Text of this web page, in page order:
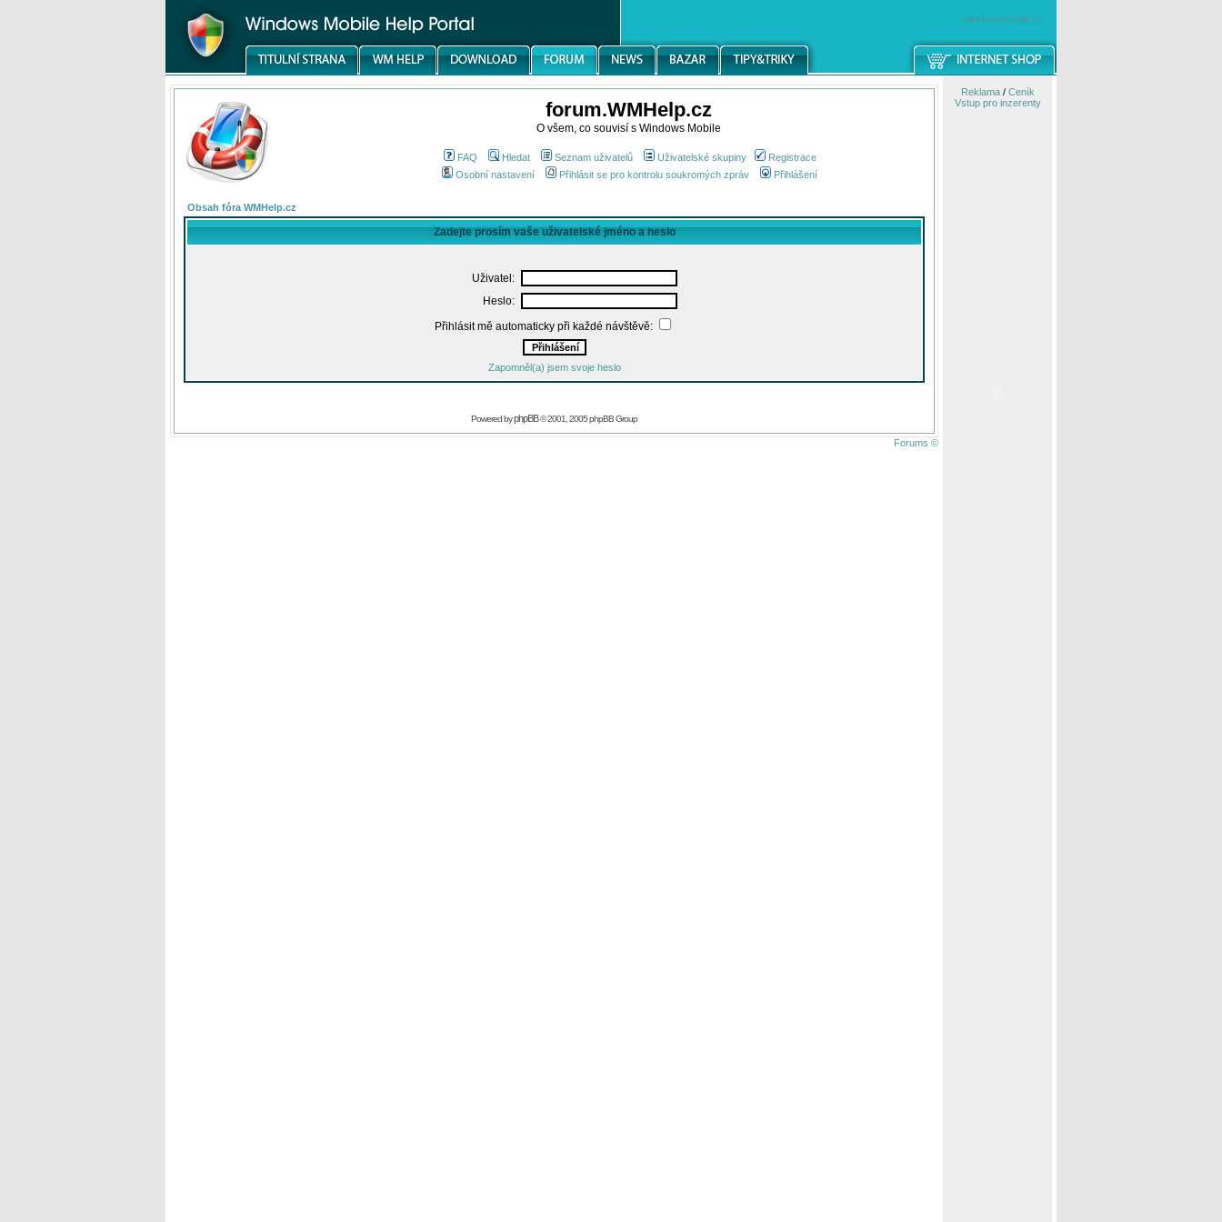
windowsmobile.cz
forum.WMHelp.cz
O všem, co souvisí s Windows Mobile
FAQ Hledat Seznam uživatelů Uživatelské skupiny
Registrace
Osobní nastavení
Přihlásit se pro kontrolu soukromých zpráv Přihlášení
Obsah fóra WMHelp.cz
Zadejte prosím vaše uživatelské jméno a heslo
Uživatel:
Heslo:
Přihlásit mě automaticky při každé návštěvě:
Zapomněl(a) jsem svoje heslo
Powered byphpBB© 2001, 2005 phpBB Group
Forums ©
Reklama/ Ceník
Vstup pro inzerenty